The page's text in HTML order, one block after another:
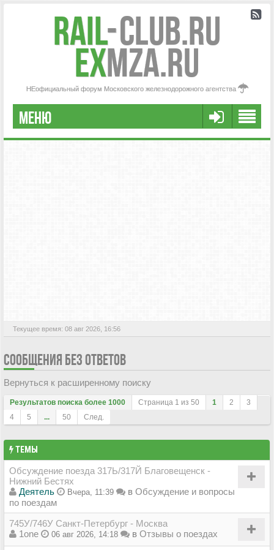
Rail-Club.RU
exMZA.RU
НЕофициальный форум Московского железнодорожного агентства
МЕНЮ
РЕГИСТРАЦИЯ
Текущее время: 08 авг 2026, 16:56
СООБЩЕНИЯ БЕЗ ОТВЕТОВ
Вернуться к расширенному поиску
Результатов поиска более 1000 Страница 1 из 50 1 2
3
4
5 ... 50 След.
ТЕМЫ
Обсуждение поезда 317Ь/317Й Благовещенск -
Нижний Бестях
Деятель
Вчера, 11:39 в Обсуждение и вопросы
по поездам
745У/746У Санкт-Петербург - Москва
1one
06 авг 2026, 14:18 в Отзывы о поездах